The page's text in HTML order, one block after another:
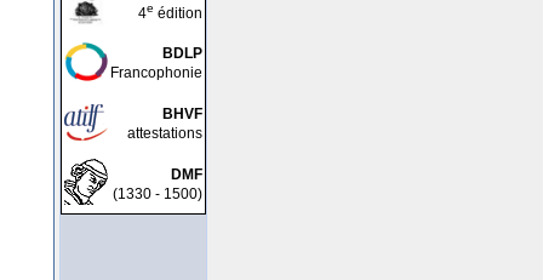
4e édition
BDLP
Francophonie
BHVF
attestations
DMF
(1330 - 1500)